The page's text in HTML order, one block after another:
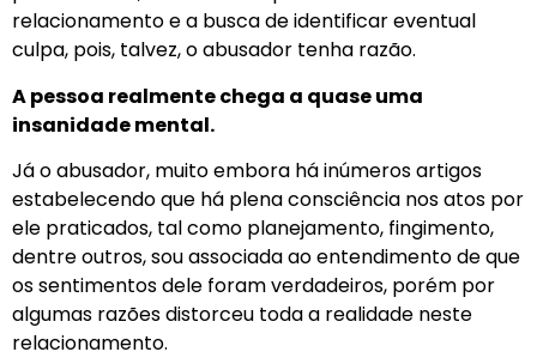
relacionamento e a busca de identificar eventual
culpa, pois, talvez, o abusador tenha razão.
A pessoa realmente chega a quase uma
insanidade mental.
Já o abusador, muito embora há inúmeros artigos
estabelecendo que há plena consciência nos atos por
ele praticados, tal como planejamento, fingimento,
dentre outros, sou associada ao entendimento de que
os sentimentos dele foram verdadeiros, porém por
algumas razões distorceu toda a realidade neste
relacionamento.